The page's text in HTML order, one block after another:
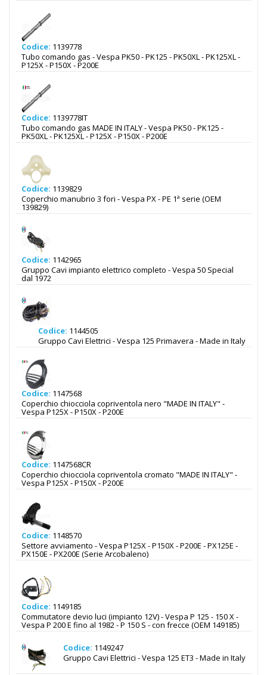
Codice: 1139778
Tubo comando gas - Vespa PK50 - PK125 - PK50XL - PK125XL -
P125X - P150X - P200E
Codice: 1139778IT
Tubo comando gas MADE IN ITALY - Vespa PK50 - PK125 -
PK50XL - PK125XL - P125X - P150X - P200E
Codice: 1139829
Coperchio manubrio 3 fori - Vespa PX - PE 1ª serie (OEM
139829)
Codice: 1142965
Gruppo Cavi impianto elettrico completo - Vespa 50 Special
dal 1972
Codice: 1144505
Gruppo Cavi Elettrici - Vespa 125 Primavera - Made in Italy
Codice: 1147568
Coperchio chiocciola copriventola nero "MADE IN ITALY" -
Vespa P125X - P150X - P200E
Codice: 1147568CR
Coperchio chiocciola copriventola cromato "MADE IN ITALY" -
Vespa P125X - P150X - P200E
Codice: 1148570
Settore avviamento - Vespa P125X - P150X - P200E - PX125E -
PX150E - PX200E (Serie Arcobaleno)
Codice: 1149185
Commutatore devio luci (impianto 12V) - Vespa P 125 - 150 X -
Vespa P 200 E fino al 1982 - P 150 S - con frecce (OEM 149185)
Codice: 1149247
Gruppo Cavi Elettrici - Vespa 125 ET3 - Made in Italy